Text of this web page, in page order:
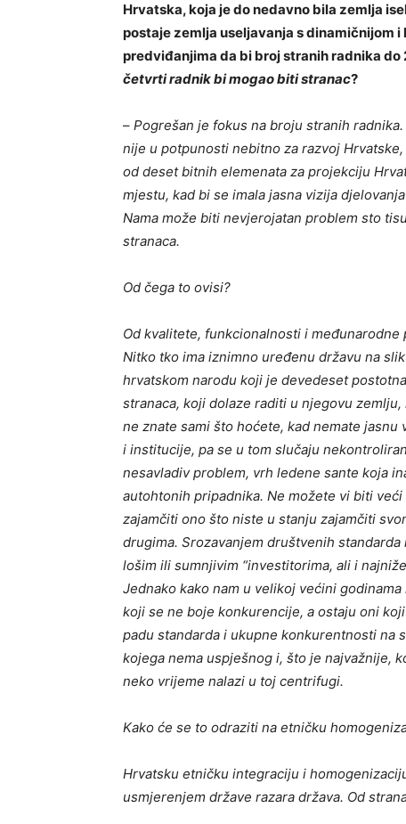
Hrvatska, koja je do nedavno bila zemlja
postaje zemlja useljavanja s dinamičnijom
predviđanjima da bi broj stranih radnika
četvrti radnik bi mogao biti stranac?
– Pogrešan je fokus na broju stranih
nije u potpunosti nebitno za razvoj
od deset bitnih elemenata za projekciju
mjestu, kad bi se imala jasna vizija
Nama može biti nevjerojatan problem sto
stranaca.
Od čega to ovisi?
Od kvalitete, funkcionalnosti i
Nitko tko ima iznimno uređenu državu na
hrvatskom narodu koji je devedeset
stranaca, koji dolaze raditi u njegovu
ne znate sami što hoćete, kad nemate
i institucije, pa se u tom slučaju
nesavladiv problem, vrh ledene sante koja
autohtonih pripadnika. Ne možete vi biti
zajamčiti ono što niste u stanju zajamčiti
drugima. Srozavanjem društvenih
lošim ili sumnjivim “investitorima, ali i
Jednako kako nam u velikoj većini
koji se ne boje konkurencije, a ostaju oni
padu standarda i ukupne konkurentnosti na
kojega nema uspješnog i, što je najvažnije,
neko vrijeme nalazi u toj centrifugi.
Kako će se to odraziti na etničku
Hrvatsku etničku integraciju i
usmjerenjem države razara država. Od